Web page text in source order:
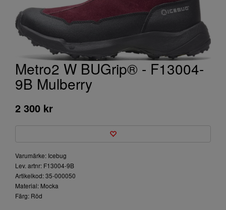
Metro2 W BUGrip® - F13004-
9B Mulberry
2 300 kr
Varumärke: Icebug
Lev. artnr: F13004-9B
Artikelkod: 35-000050
Material: Mocka
Färg: Röd